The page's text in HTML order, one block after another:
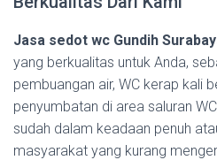
Jasa sedot wc Gundih
yang berkualitas untuk Anda,
pembuangan air, WC kerap kali
penyumbatan di area saluran
sudah dalam keadaan penuh
masyarakat yang kurang